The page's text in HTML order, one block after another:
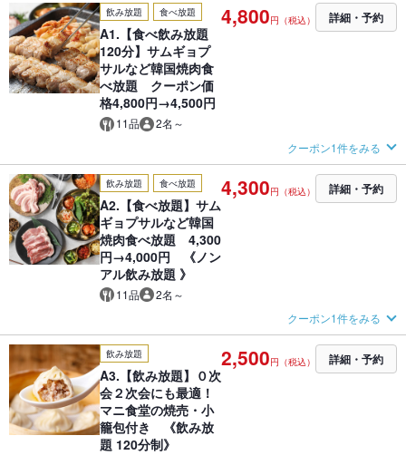
飲み放題 食べ放題
A1.【食べ飲み放題
120分】サムギョプ
サルなど韓国焼肉食
べ放題 クーポン価
格4,800円→4,500円
11品 2名～
4,800円（税込） 詳細・予約
クーポン1件をみる
飲み放題 食べ放題
A2.【食べ放題】サム
ギョプサルなど韓国
焼肉食べ放題 4,300
円→4,000円 《ノン
アル飲み放題 》
11品 2名～
4,300円（税込） 詳細・予約
クーポン1件をみる
飲み放題
A3.【飲み放題】０次
会２次会にも最適！
マニ食堂の焼売・小
籠包付き 《飲み放
題 120分制》
2,500円（税込） 詳細・予約